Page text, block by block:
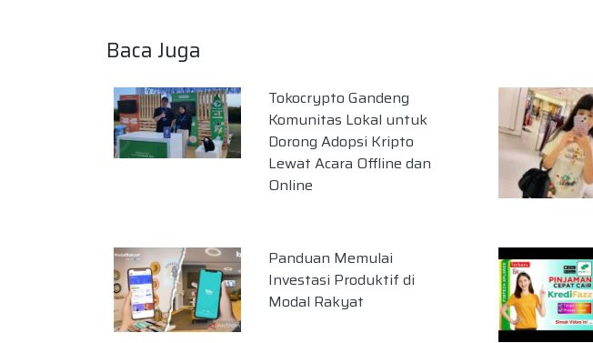
Baca Juga
Tokocrypto Gandeng
Komunitas Lokal untuk
Dorong Adopsi Kripto
Lewat Acara Offline dan
Online
Panduan Memulai
Investasi Produktif di
Modal Rakyat